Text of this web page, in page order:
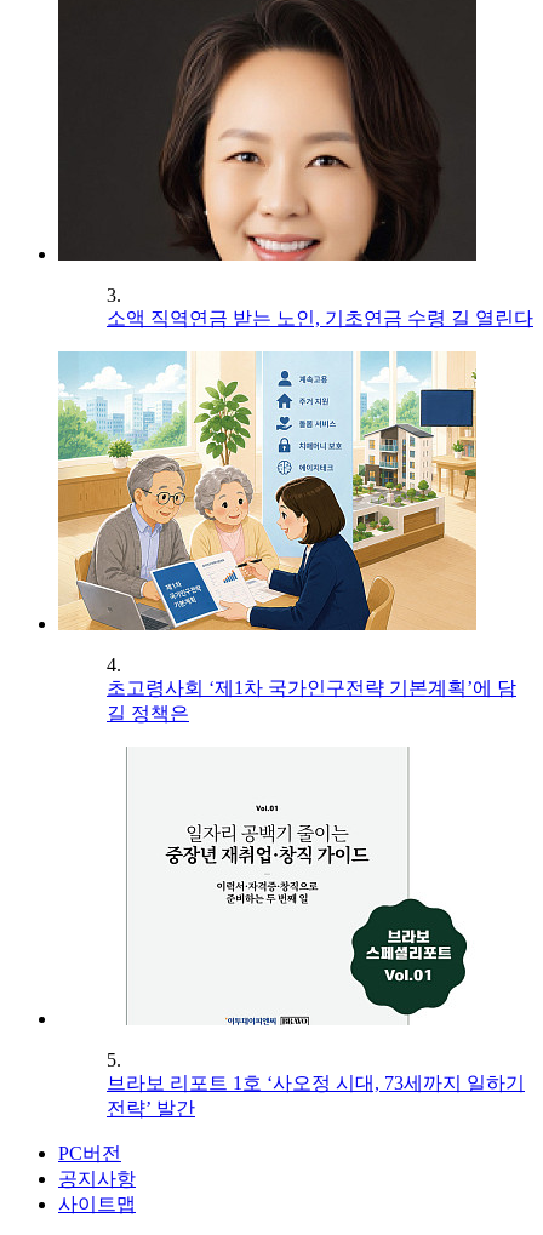
3.
소액 직역연금 받는 노인, 기초연금 수령 길 열린다
4.
초고령사회 ‘제1차 국가인구전략 기본계획’에 담
길 정책은
5.
브라보 리포트 1호 ‘사오정 시대, 73세까지 일하기
전략’ 발간
PC버전
공지사항
사이트맵